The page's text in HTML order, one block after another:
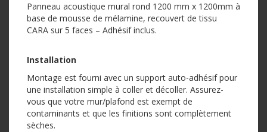
Panneau acoustique mural rond 1200 mm x 1200mm à
base de mousse de mélamine, recouvert de tissu
CARA sur 5 faces – Adhésif inclus.
Installation
Montage est fourni avec un support auto-adhésif pour
une installation simple à coller et décoller. Assurez-
vous que votre mur/plafond est exempt de
contaminants et que les finitions sont complètement
sèches.